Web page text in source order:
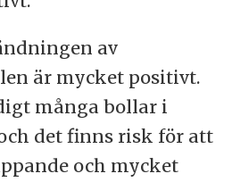
av
är mycket positivt.
många bollar i
det finns risk för att
och mycket